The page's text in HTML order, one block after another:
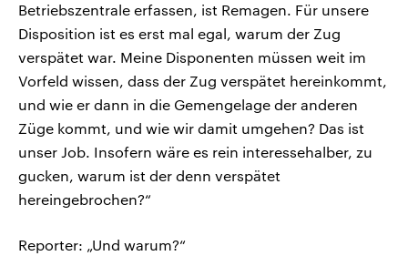
Betriebszentrale erfassen, ist Remagen. Für unsere
Disposition ist es erst mal egal, warum der Zug
verspätet war. Meine Disponenten müssen weit im
Vorfeld wissen, dass der Zug verspätet hereinkommt,
und wie er dann in die Gemengelage der anderen
Züge kommt, und wie wir damit umgehen? Das ist
unser Job. Insofern wäre es rein interessehalber, zu
gucken, warum ist der denn verspätet
hereingebrochen?“
Reporter: „Und warum?“